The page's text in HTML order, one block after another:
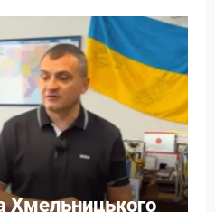
Хмельницького